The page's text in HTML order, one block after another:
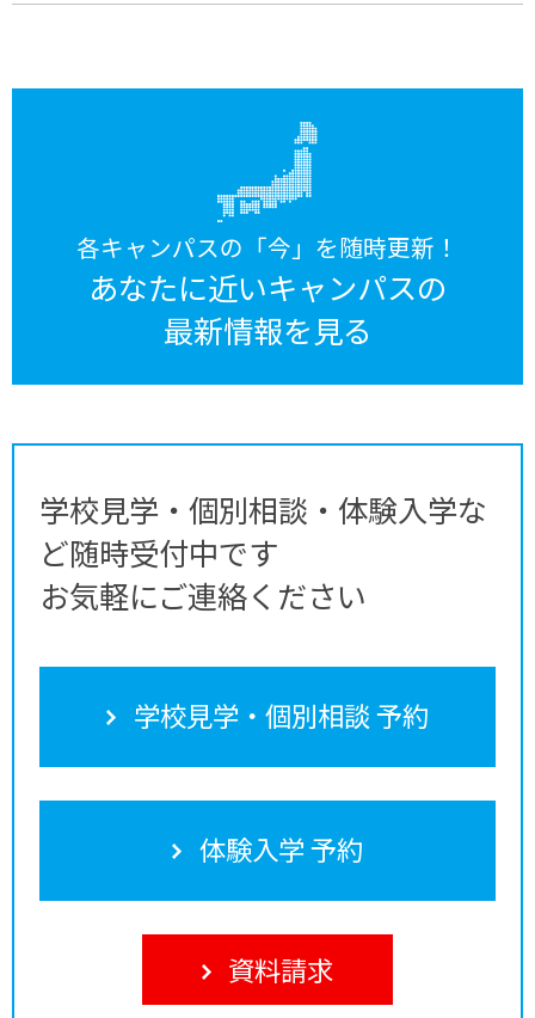
各キャンパスの「今」を随時更新！
あなたに近いキャンパスの
最新情報を見る
学校見学・個別相談・体験入学な
ど随時受付中です
お気軽にご連絡ください
学校見学・個別相談 予約
体験入学 予約
資料請求